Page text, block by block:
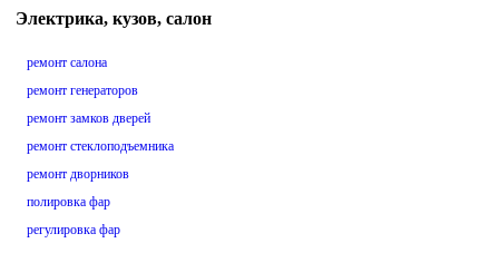
Электрика, кузов, салон
ремонт салона
ремонт генераторов
ремонт замков дверей
ремонт стеклоподъемника
ремонт дворников
полировка фар
регулировка фар